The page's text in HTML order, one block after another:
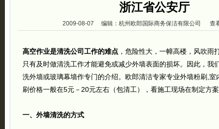
浙江省公安厅
2009-08-07 编辑：杭州欧郎国际商务保洁有限公司 查
高空作业是清洗公司工作的难点 ，危险性大，一幛高楼，风吹雨
只有及时做清洗工作才能避免或减少外墙表面的损坏。因此，我
洗外墙或玻璃幕墙作专门的介绍。欧郎清洁专家专业外墙粉刷,室
刷价格一般在5元－20元左右（包清工），看施工现场在制定方
一、外墙清洗的方式